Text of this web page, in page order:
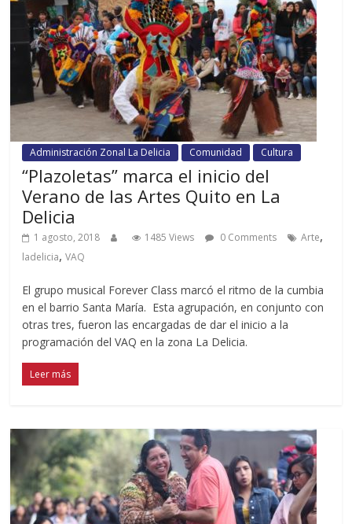
Administración Zonal La Delicia Comunidad Cultura
“Plazoletas” marca el inicio del
Verano de las Artes Quito en La
Delicia
1 agosto, 2018 1485 Views 0 Comments Arte,
ladelicia,VAQ
El grupo musical Forever Class marcó el ritmo de la cumbia
en el barrio Santa María. Esta agrupación, en conjunto con
otras tres, fueron las encargadas de dar el inicio a la
programación del VAQ en la zona La Delicia.
Leer más